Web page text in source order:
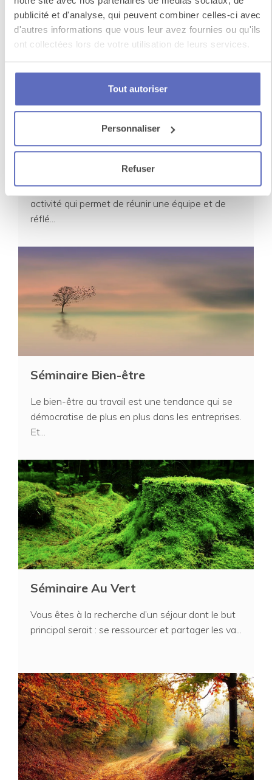
publicité et d'analyse, qui peuvent combiner celles-ci avec
d'autres informations que vous leur avez fournies ou qu'ils
ont collectées lors de votre utilisation de leurs services.
Tout autoriser
Personnaliser
Refuser
séminaire
Séminaire De Travail
Un séminaire de travail et de réflexion est une
activité qui permet de réunir une équipe et de
réflé...
Séminaire Bien-être
Le bien-être au travail est une tendance qui se
démocratise de plus en plus dans les entreprises.
Et...
Séminaire Au Vert
Vous êtes à la recherche d’un séjour dont le but
principal serait : se ressourcer et partager les va...